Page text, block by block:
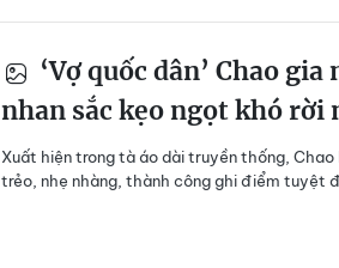
‘Vợ quốc dân’ Chao
nhan sắc kẹo ngọt khó rời
Xuất hiện trong tà áo dài truyền thống,
trẻo, nhẹ nhàng, thành công ghi điểm tuyệt